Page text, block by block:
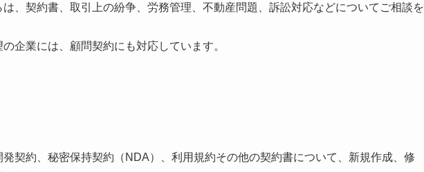
、契約書、取引上の紛争、労務管理、不動産問題、訴訟対応などについてご相談を
企業には、顧問契約にも対応しています。
契約、秘密保持契約（NDA）、利用規約その他の契約書について、新規作成、修